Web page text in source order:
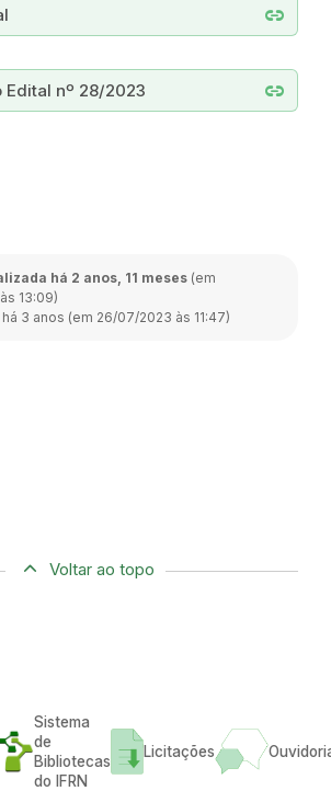
link
link
Edital nº 28/2023
há 2 anos, 11 meses (em
13:09)
3 anos (em 26/07/2023 às 11:47)
Voltar ao topo
Sistema
de
Bibliotecas
do IFRN
Licitações